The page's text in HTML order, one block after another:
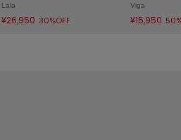
Lala
¥26,950 30%OFF
Viga
¥15,950